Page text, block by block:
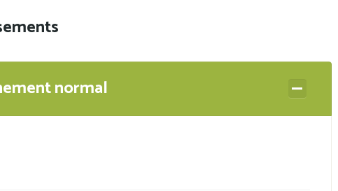
Organigramme
normal